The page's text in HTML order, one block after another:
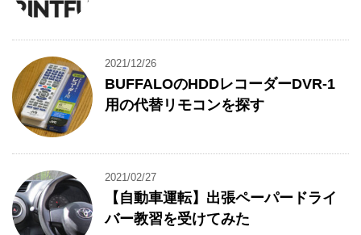
2021/12/26
BUFFALOのHDDレコーダーDVR-1
用の代替リモコンを探す
2021/02/27
【自動車運転】出張ペーパードライ
バー教習を受けてみた